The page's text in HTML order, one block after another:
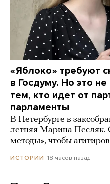
«Яблоко» требуют
в Госдуму. Но это
тем, кто идет от
парламенты
В Петербурге в
летняя Марина Песляк.
методы», чтобы
ИСТОРИИ 18 часов назад